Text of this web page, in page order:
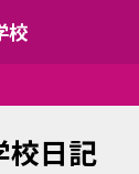
校
校日記